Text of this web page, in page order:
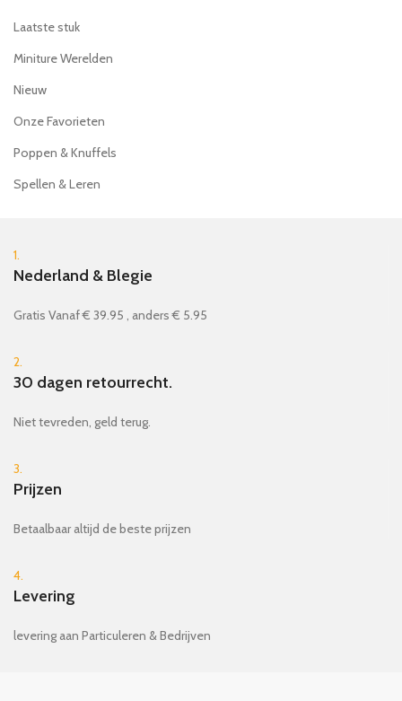
Laatste stuk
Miniture Werelden
Nieuw
Onze Favorieten
Poppen & Knuffels
Spellen & Leren
1.
Nederland & Blegie
Gratis Vanaf € 39.95 , anders € 5.95
2.
30 dagen retourrecht.
Niet tevreden, geld terug.
3.
Prijzen
Betaalbaar altijd de beste prijzen
4.
Levering
levering aan Particuleren & Bedrijven